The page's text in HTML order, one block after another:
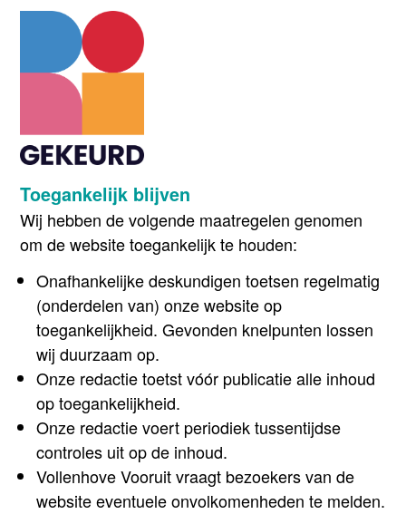
Toegankelijk blijven
Wij hebben de volgende maatregelen genomen
om de website toegankelijk te houden:
Onafhankelijke deskundigen toetsen regelmatig
(onderdelen van) onze website op
toegankelijkheid. Gevonden knelpunten lossen
wij duurzaam op.
Onze redactie toetst vóór publicatie alle inhoud
op toegankelijkheid.
Onze redactie voert periodiek tussentijdse
controles uit op de inhoud.
Vollenhove Vooruit vraagt bezoekers van de
website eventuele onvolkomenheden te melden.